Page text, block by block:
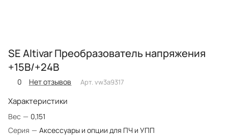
SE Altivar Преобразователь напряжения
+15В/+24В
0 Нет отзывов Арт. vw3a9317
Характеристики
Вес — 0,151
Серия — Аксессуары и опции для ПЧ и УПП